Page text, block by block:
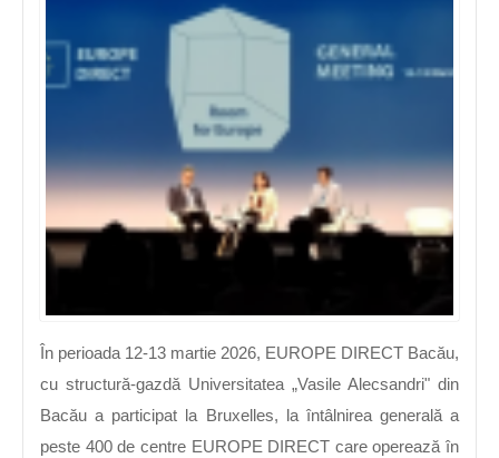
În perioada 12-13 martie 2026, EUROPE DIRECT Bacău,
cu structură-gazdă Universitatea „Vasile Alecsandri" din
Bacău a participat la Bruxelles, la întâlnirea generală a
peste 400 de centre EUROPE DIRECT care operează în